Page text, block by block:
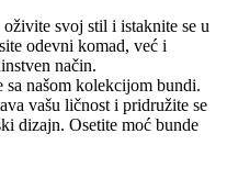
svoj stil i istaknite se u
odevni komad, već i
način.
našom kolekcijom bundi.
vašu ličnost i pridružite se
dizajn. Osetite moć bunde